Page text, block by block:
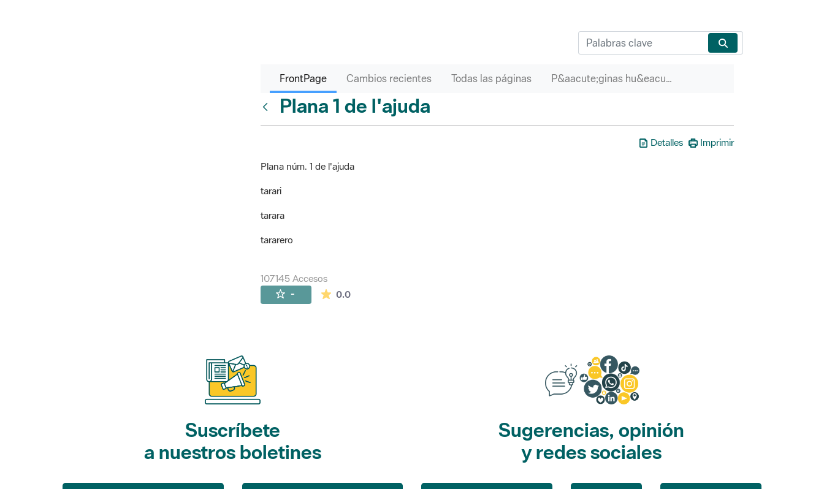
FrontPage Cambios recientes Todas las páginas P&aacute;ginas hu&eacute;rfanas
Plana 1 de l'ajuda
Detalles
Imprimir
Plana núm. 1 de l'ajuda
tarari
tarara
tararero
107145 Accesos
- 0.0La valoración media es de 0 estrellas de 5.
Suscríbete
a nuestros boletines
Sugerencias, opinión
y redes sociales